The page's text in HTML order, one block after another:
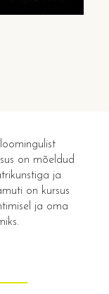
on mõeldud
ja
on kursus
ja oma